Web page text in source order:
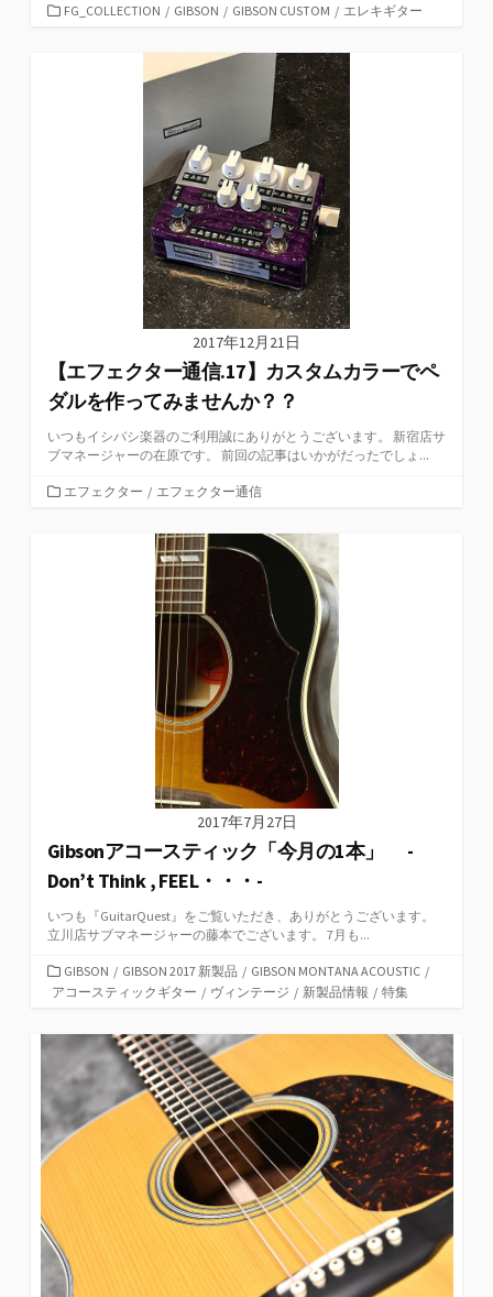
カFG_COLLECTION / GIBSON / GIBSON CUSTOM / エレキギター
2017年12月21日
【エフェクター通信.17】カスタムカラーでペ
ダルを作ってみませんか？？
いつもイシバシ楽器のご利用誠にありがとうございます。 新宿店サ
ブマネージャーの在原です。 前回の記事はいかがだったでしょ...
カエフェクター / エフェクター通信
2017年7月27日
Gibsonアコースティック「今月の1本」 -
Don’t Think , FEEL・・・-
いつも『GuitarQuest』をご覧いただき、ありがとうございます。
立川店サブマネージャーの藤本でございます。 7月も...
カ
テ
リ
ー
GIBSON / GIBSON 2017 新製品 / GIBSON MONTANA ACOUSTIC /
アコースティックギター / ヴィンテージ / 新製品情報 / 特集